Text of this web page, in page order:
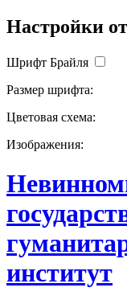
Настройки
Шрифт Брайля
Размер шрифта:
Цветовая схема:
Изображения:
институт